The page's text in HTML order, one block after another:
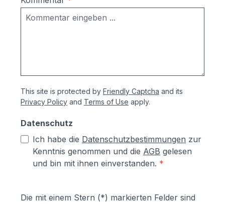
This site is protected by Friendly Captcha and its
Privacy Policy and Terms of Use apply.
Datenschutz
Ich habe die Datenschutzbestimmungen zur
Kenntnis genommen und die AGB gelesen
und bin mit ihnen einverstanden. *
Die mit einem Stern (*) markierten Felder sind